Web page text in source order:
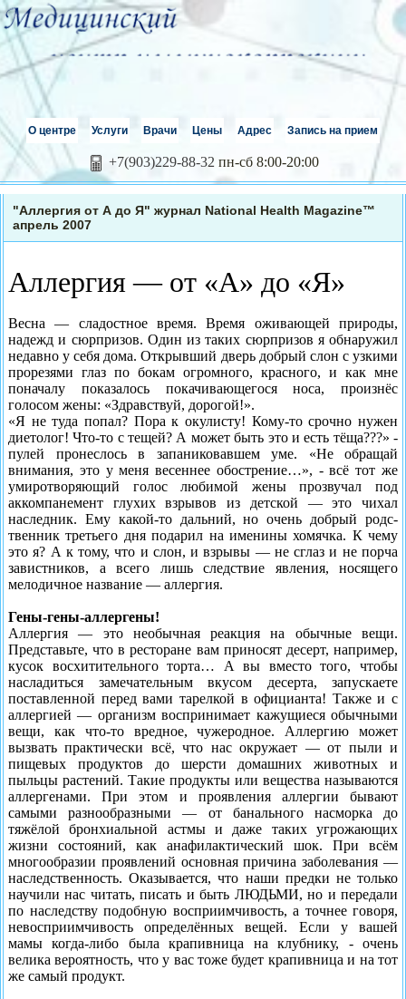
О центре Услуги Врачи Цены Адрес Запись на прием
+7(903)229-88-32 пн-сб 8:00-20:00
"Аллергия от А до Я" журнал National Health Magazine™
апрель 2007
Аллергия — от «А» до «Я»
Весна — сладостное время. Время оживаю­щей природы,
надежд и сюрпризов. Один из таких сюрпризов я обнаружил
недавно у себя дома. Открывший дверь добрый слон с узкими
прорезями глаз по бокам огромного, красного, и как мне
поначалу показалось покачивающегося носа, произнёс
голосом жены: «Здравствуй, дорогой!».
«Я не туда попал? Пора к окулисту! Кому-то срочно нужен
диетолог! Что-то с тещей? А может быть это и есть тёща???» -
пулей про­неслось в запаниковавшем уме. «Не обращай
внимания, это у меня весеннее обострение…», - всё тот же
умиротворяющий голос любимой жены прозвучал под
аккомпанемент глухих взрывов из детской — это чихал
наследник. Ему какой-то дальний, но очень добрый родс­
твенник третьего дня подарил на именины хомячка. К чему
это я? А к тому, что и слон, и взрывы — не сглаз и не порча
завистников, а всего лишь следствие явления, носящего
мелодичное название — аллергия.
Гены-гены-аллергены!
Аллергия — это необычная реакция на обычные вещи.
Представьте, что в ресторане вам приносят десерт, на­пример,
кусок восхитительного торта… А вы вместо того, чтобы
насладиться замечательным вкусом де­серта, запускаете
поставленной перед вами тарелкой в официанта! Также и с
аллергией — организм вос­принимает кажущиеся обычными
вещи, как что-то вредное, чужеродное. Аллергию может
вызвать прак­тически всё, что нас окружает — от пыли и
пищевых продуктов до шерсти домашних животных и
пыльцы растений. Такие продукты или вещества называются
аллергенами. При этом и проявления аллергии быва­ют
самыми разнообразными — от банального насмор­ка до
тяжёлой бронхиальной астмы и даже таких уг­рожающих
жизни состояний, как анафилактический шок. При всём
многообразии проявлений основная причина заболевания —
наследственность. Оказыва­ется, что наши предки не только
научили нас читать, писать и быть ЛЮДЬМИ, но и передали
по наследству подобную восприимчивость, а точнее говоря,
невос­приимчивость определённых вещей. Если у вашей
мамы когда-либо была крапивница на клубнику, - очень
велика вероятность, что у вас тоже будет кра­пивница и на тот
же самый продукт.